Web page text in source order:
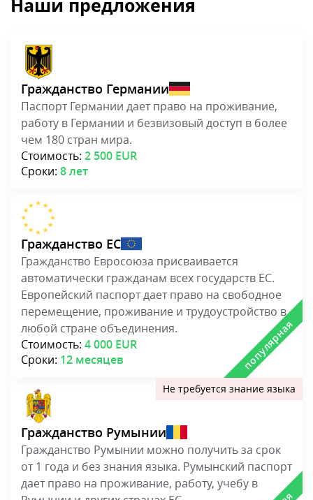
Наши предложения
Гражданство Германии
Паспорт Германии дает право на проживание,
работу в Германии и безвизовый доступ в более
чем 180 стран мира.
Стоимость: 2 500 EUR
Сроки: 8 лет
Гражданство ЕС
Гражданство Евросоюза присваивается
автоматически гражданам всех государств ЕС.
Европейский паспорт дает право на свободное
перемещение, проживание и трудоустройство в
любой стране объединения.
Стоимость: 4 000 EUR
Сроки: 12 месяцев
Гражданство Румынии
Гражданство Румынии можно получить за срок
от 1 года и без знания языка. Румынский паспорт
дает право на проживание, работу, учебу в